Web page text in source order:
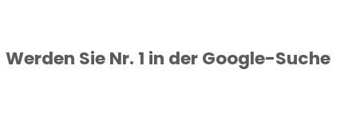
Werden Sie Nr. 1 in derGoogle-Suche